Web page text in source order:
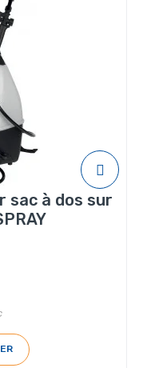
à dos sur